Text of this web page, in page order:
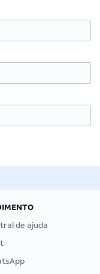
de ajuda